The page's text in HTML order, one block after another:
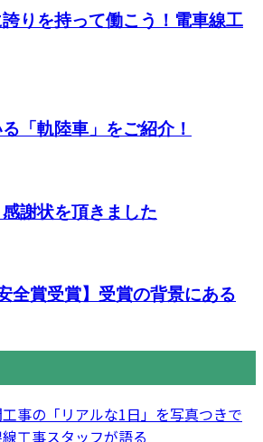
りを持って働こう！電車線工
「軌陸車」をご紹介！
謝状を頂きました
全賞受賞】受賞の背景にある
事の「リアルな1日」を写真つきで
工事スタッフが語る